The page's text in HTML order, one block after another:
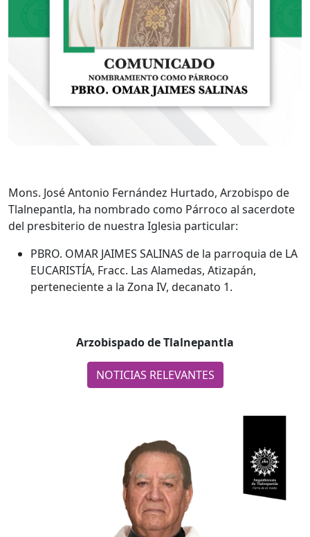
Mons. José Antonio Fernández Hurtado, Arzobispo de
Tlalnepantla, ha nombrado como Párroco al sacerdote
del presbiterio de nuestra Iglesia particular:
PBRO. OMAR JAIMES SALINAS de la parroquia de LA
EUCARISTÍA, Fracc. Las Alamedas, Atizapán,
perteneciente a la Zona IV, decanato 1.
Arzobispado de Tlalnepantla
NOTICIAS RELEVANTES